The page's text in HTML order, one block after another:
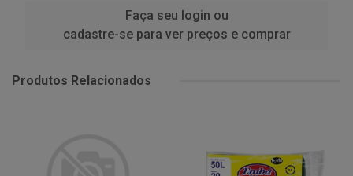
Faça seu login ou
cadastre-se para ver preços e comprar
Produtos Relacionados